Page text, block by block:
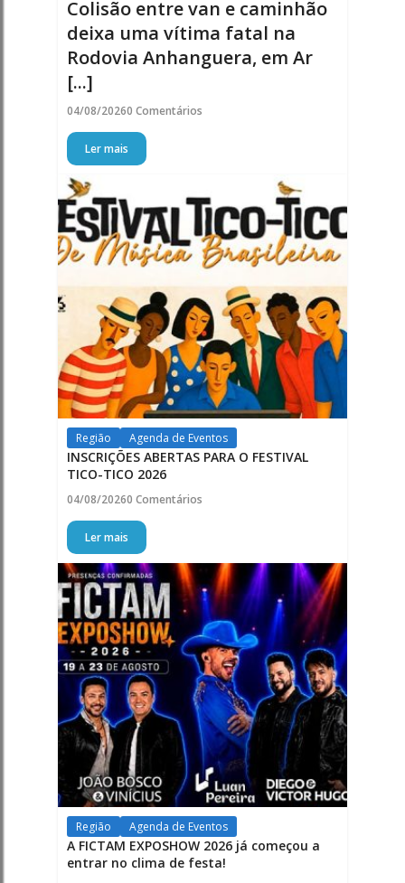
Colisão entre van e caminhão
deixa uma vítima fatal na
Rodovia Anhanguera, em Ar
[...]
04/08/20260 Comentários
Ler mais
Região Agenda de Eventos
INSCRIÇÕES ABERTAS PARA O FESTIVAL
TICO-TICO 2026
04/08/20260 Comentários
Ler mais
Região Agenda de Eventos
A FICTAM EXPOSHOW 2026 já começou a
entrar no clima de festa!